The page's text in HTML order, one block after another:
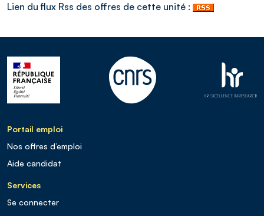
Lien du flux Rss des offres de cette unité :
Portail emploi
Nos offres d’emploi
Aide candidat
Services
Se connecter